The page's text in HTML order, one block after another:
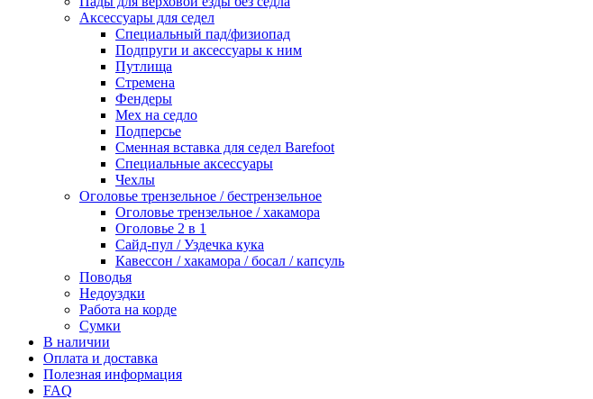
Аксессуары для седел
Специальный пад/физиопад
Подпруги и аксессуары к ним
Путлища
Стремена
Фендеры
Мех на седло
Подперсье
Сменная вставка для седел Barefoot
Специальные аксессуары
Чехлы
Оголовье трензельное / бестрензельное
Оголовье трензельное / хакамора
Оголовье 2 в 1
Сайд-пул / Уздечка кука
Кавессон / хакамора / босал / капсуль
Поводья
Недоуздки
Работа на корде
Сумки
В наличии
Оплата и доставка
Полезная информация
FAQ